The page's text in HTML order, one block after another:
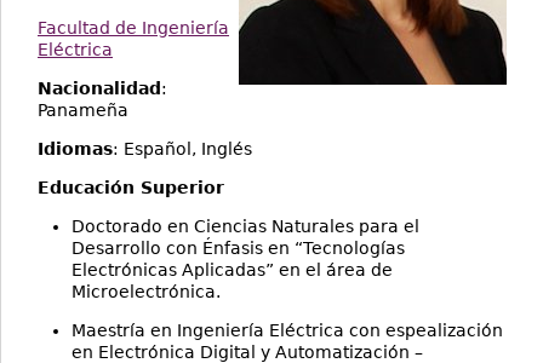
Facultad de Ingeniería
Eléctrica
Nacionalidad :
Panameña
Idiomas: Español, Inglés
Educación Superior
Doctorado en Ciencias Naturales para el
Desarrollo con Énfasis en “Tecnologías
Electrónicas Aplicadas” en el área de
Microelectrónica.
Maestría en Ingeniería Eléctrica con espealización
en Electrónica Digital y Automatización –